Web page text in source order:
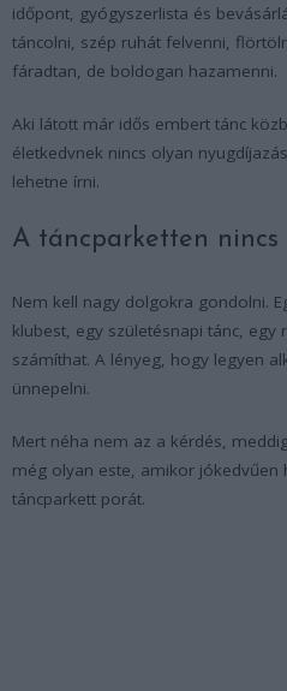
időpont, gyógyszerlista és
táncolni, szép ruhát felvenni,
fáradtan, de boldogan hazamenni.
Aki látott már idős embert tánc
életkedvnek nincs olyan
lehetne írni.
A táncparketten
Nem kell nagy dolgokra gondolni.
klubest, egy születésnapi tánc, egy
számíthat. A lényeg, hogy legyen
ünnepelni.
Mert néha nem az a kérdés,
még olyan este, amikor jókedvűen
táncparkett porát.